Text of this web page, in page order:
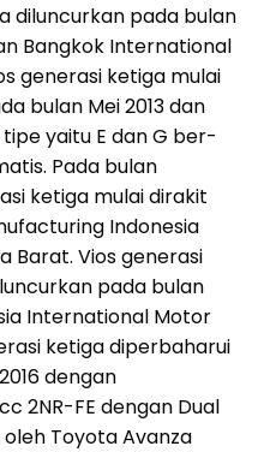
diluncurkan pada bulan
Bangkok International
generasi ketiga mulai
bulan Mei 2013 dan
yaitu E dan G ber-
Pada bulan
ketiga mulai dirakit
Indonesia
Barat. Vios generasi
pada bulan
International Motor
ketiga diperbaharui
dengan
2NR-FE dengan Dual
Toyota Avanza